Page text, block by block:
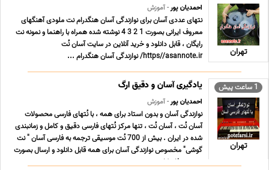
تهران
احمدیان پور- آموزش
نتهای عددی آسان برای نوازندگی آسان هنگدرام نت ملودی آهنگهای
معروف ایرانی بصورت 1 2 3 4 نوشته شده همراه با راهنما و نمونه نت
رایگان ، قابل دانلود و خرید آنلاین در سایت آسان نُت
https//asannote.ir/ نوازندگی آسان هنگدرام ...
1 ساعت پیش
تهران
یادگیری آسان و دقیق ارگ
احمدیان پور- آموزش
نوازندگی آسان و بدون استاد برای همه ، با نُتهای فارسی محصولات
آسان نُت ، آسان نُت ، تنها مرکز نُتهای فارسی دقیق و کامل و زمانبندی
شده در ایران . بیش از 700 نُت موسیقی ترجمه به فارسی آسان " نت
گوشی" مخصوص نوازندگی آسان برای همه قابل دانلود و ارسال بصورت
دو ر می فا ، کا ... ...